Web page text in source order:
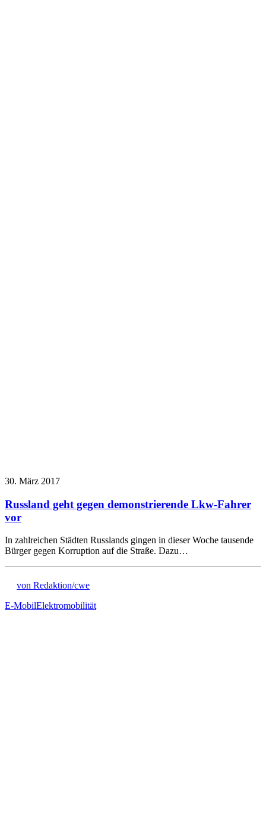
30. März 2017
Russland geht gegen demonstrierende Lkw-Fahrer
vor
In zahlreichen Städten Russlands gingen in dieser Woche tausende
Bürger gegen Korruption auf die Straße. Dazu…
von Redaktion/cwe
E-MobilElektromobilität